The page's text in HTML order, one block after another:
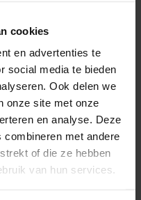
cookies
en advertenties te
social media te bieden
Ook delen we
onze site met onze
en analyse. Deze
combineren met andere
of die ze hebben
van hun services.
me inzien dat als ik
ik niet vooruit zou
de sprong en
het treinverkeer en